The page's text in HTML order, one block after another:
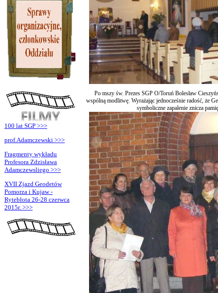
100 lat SGP >>>
prof.Adamczewski >>>
Fragmenty wykładu
Profesora Zdzisława
Adamczewsliego >>>
XVII Zjazd Geodetów
Pomorza i Kujaw -
Rytebłota 26-28 czerwca
2015r. >>>
Po mszy św. Prezes SGP O/Toruń Bolesław
wspólną modlitwę. Wyrażając jednocześnie radość, że
symboliczne zapalenie znicza